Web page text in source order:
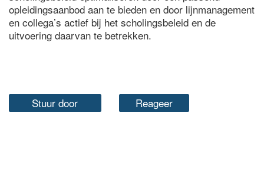
opleidingsaanbod aan te bieden en door lijnmanagement
en collega’s actief bij het scholingsbeleid en de
uitvoering daarvan te betrekken.
Stuur door Reageer